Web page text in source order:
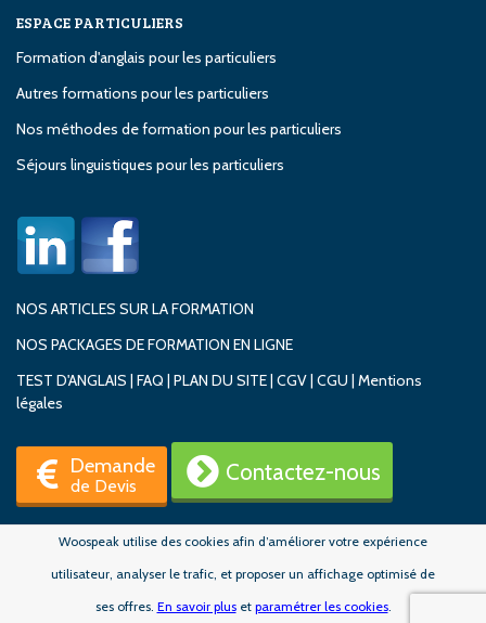
ESPACE PARTICULIERS
Formation d'anglais pour les particuliers
Autres formations pour les particuliers
Nos méthodes de formation pour les particuliers
Séjours linguistiques pour les particuliers
NOS ARTICLES SUR LA FORMATION
NOS PACKAGES DE FORMATION EN LIGNE
TEST D'ANGLAIS | FAQ | PLAN DU SITE| CGV| CGU | Mentions
légales
Demande
de Devis
Contactez-nous
Woospeak utilise des cookies afin d’améliorer votre expérience
utilisateur, analyser le trafic, et proposer un affichage optimisé de
ses offres. En savoir pluset paramétrer les cookies.